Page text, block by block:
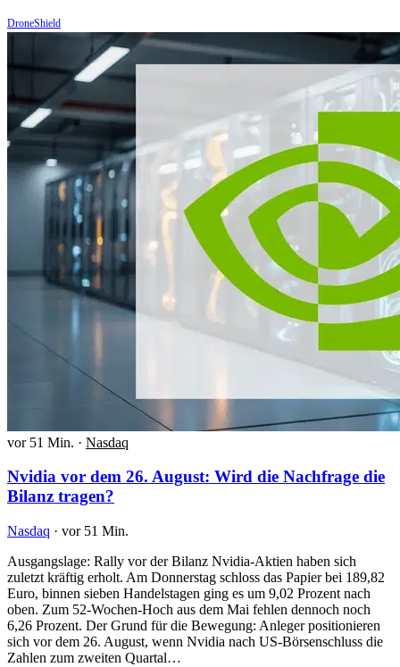
DroneShield
vor 51 Min. · Nasdaq
Nvidia vor dem 26. August: Wird die Nachfrage die
Bilanz tragen?
Nasdaq · vor 51 Min.
Ausgangslage: Rally vor der Bilanz Nvidia-Aktien haben sich
zuletzt kräftig erholt. Am Donnerstag schloss das Papier bei 189,82
Euro, binnen sieben Handelstagen ging es um 9,02 Prozent nach
oben. Zum 52-Wochen-Hoch aus dem Mai fehlen dennoch noch
6,26 Prozent. Der Grund für die Bewegung: Anleger positionieren
sich vor dem 26. August, wenn Nvidia nach US-Börsenschluss die
Zahlen zum zweiten Quartal…